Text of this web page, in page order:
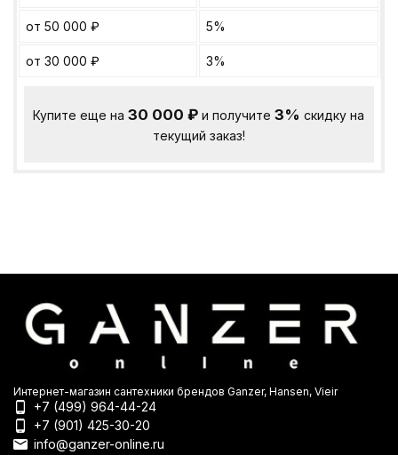
от 50 000 ₽ 5%
от 30 000 ₽ 3%
Купите еще на30 000₽ и получите3% скидку на
текущий заказ!
Интернет-магазин сантехники брендов Ganzer, Hansen, Vieir
+7 (499) 964-44-24
+7 (901) 425-30-20
info@ganzer-online.ru